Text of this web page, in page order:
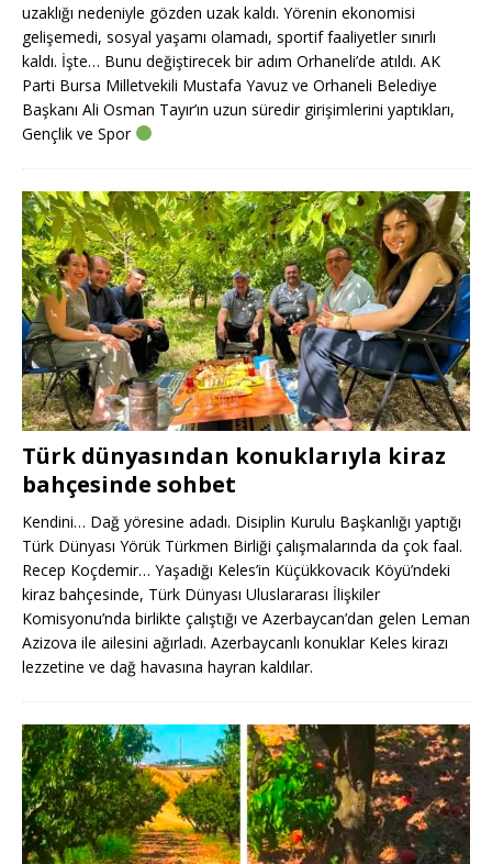
uzaklığı nedeniyle gözden uzak kaldı. Yörenin ekonomisi
gelişemedi, sosyal yaşamı olamadı, sportif faaliyetler sınırlı
kaldı. İşte… Bunu değiştirecek bir adım Orhaneli’de atıldı. AK
Parti Bursa Milletvekili Mustafa Yavuz ve Orhaneli Belediye
Başkanı Ali Osman Tayır’ın uzun süredir girişimlerini yaptıkları,
Gençlik ve Spor
Türk dünyasından konuklarıyla kiraz
bahçesinde sohbet
Kendini… Dağ yöresine adadı. Disiplin Kurulu Başkanlığı yaptığı
Türk Dünyası Yörük Türkmen Birliği çalışmalarında da çok faal.
Recep Koçdemir… Yaşadığı Keles’in Küçükkovacık Köyü’ndeki
kiraz bahçesinde, Türk Dünyası Uluslararası İlişkiler
Komisyonu’nda birlikte çalıştığı ve Azerbaycan’dan gelen Leman
Azizova ile ailesini ağırladı. Azerbaycanlı konuklar Keles kirazı
lezzetine ve dağ havasına hayran kaldılar.